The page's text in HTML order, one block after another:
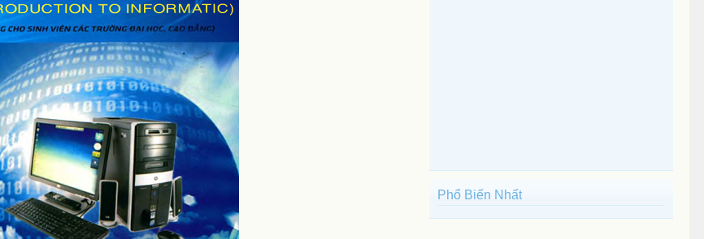
Phổ Biến Nhất